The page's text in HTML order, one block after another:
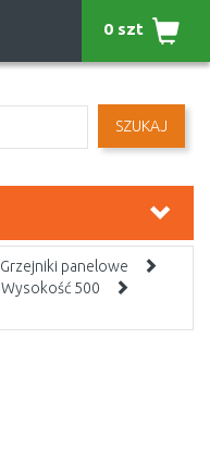
SZUKAJ
0 szt
Grzejniki panelowe
Wysokość 500